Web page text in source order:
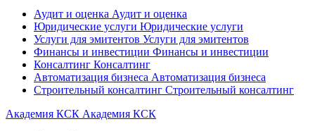
Аудит и оценка Аудит и оценка
Юридические услуги Юридические услуги
Услуги для эмитентов Услуги для эмитентов
Финансы и инвестиции Финансы и инвестиции
Консалтинг Консалтинг
Автоматизация бизнеса Автоматизация бизнеса
Строительный консалтинг Строительный консалтинг
Академия КСК Академия КСК